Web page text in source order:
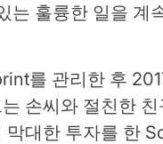
는 훌륭한 일을 계
를 관리한 후
손씨와 절친한
막대한 투자를 한